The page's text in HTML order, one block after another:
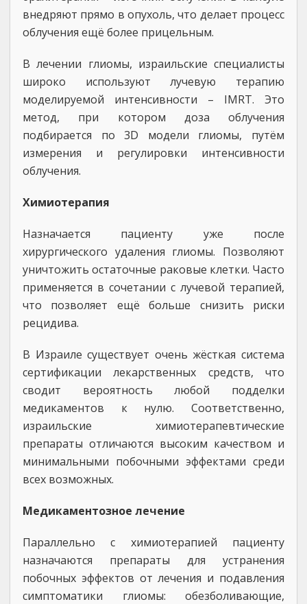
внедряют прямо в опухоль, что делает процесс
облучения ещё более прицельным.
В лечении глиомы, израильские специалисты
широко используют лучевую терапию
моделируемой интенсивности – IMRT. Это
метод, при котором доза облучения
подбирается по 3D модели глиомы, путём
измерения и регулировки интенсивности
облучения.
Химиотерапия
Назначается пациенту уже после
хирургического удаления глиомы. Позволяют
уничтожить остаточные раковые клетки. Часто
применяется в сочетании с лучевой терапией,
что позволяет ещё больше снизить риски
рецидива.
В Израиле существует очень жёсткая система
сертификации лекарственных средств, что
сводит вероятность любой подделки
медикаментов к нулю. Соответственно,
израильские химиотерапевтические
препараты отличаются высоким качеством и
минимальными побочными эффектами среди
всех возможных.
Медикаментозное лечение
Параллельно с химиотерапией пациенту
назначаются препараты для устранения
побочных эффектов от лечения и подавления
симптоматики глиомы: обезболивающие,